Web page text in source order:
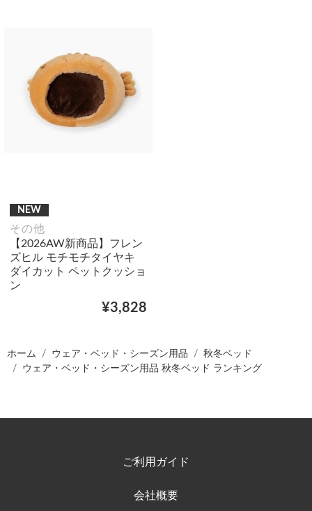
NEW
その他
【2026AW新商品】フレン
ズヒル モチモチタイヤキ
ダイカット ペットクッショ
ン
¥3,828
ホーム ウェア・ベッド・シーズン用品
秋冬ベッド
ウェア・ベッド・シーズン用品 秋冬ベッド ランキング
ご利用ガイド
会社概要